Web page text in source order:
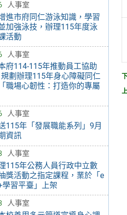
人事室
進市府同仁游泳知識，學習
加強泳技，辦理115年度泳
活動
人事室
府114-115年推動員工協助
劃辦理115年身心障礙同仁
職場心韌性：打造你的專屬
人事室
115年「發展職能系列」9月
資訊
人事室
115年公務人員行政中立數
獎活動之指定課程，業於「e
學習平臺」上架
人事室